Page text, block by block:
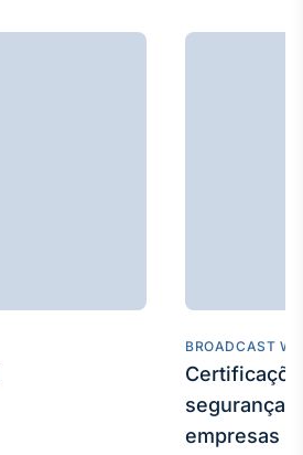
Monitoramento
BROADCAST
segurança
empresas